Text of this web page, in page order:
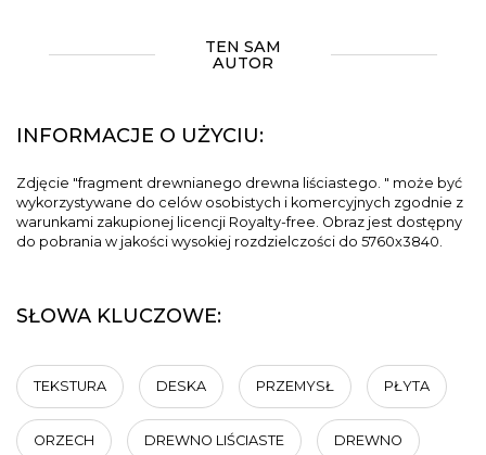
TEN SAM
AUTOR
INFORMACJE O UŻYCIU:
Zdjęcie "fragment drewnianego drewna liściastego. " może być
wykorzystywane do celów osobistych i komercyjnych zgodnie z
warunkami zakupionej licencji Royalty-free. Obraz jest dostępny
do pobrania w jakości wysokiej rozdzielczości do 5760x3840.
SŁOWA KLUCZOWE:
TEKSTURA DESKA PRZEMYSŁ PŁYTA
ORZECH DREWNO LIŚCIASTE DREWNO